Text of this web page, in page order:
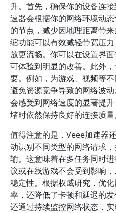
升。首先，确保你的设备连
速器会根据你的网络环境动
的节点，减少因地理距离带
缩功能可以有效减轻带宽压
放更流畅。你可以在设置界
可体验到明显的改善。此外
要。例如，为游戏、视频等
避免资源竞争导致的网络波
会感受到网络速度的显著提
堵时依然保持良好的连接质量
值得注意的是，Veee加速器
动识别不同类型的网络请求
输。这意味着在多任务同时
议或在线游戏不会受到影响
稳定性。根据权威研究，优
率，还降低了卡顿和延迟的
还通过持续监控网络状态，